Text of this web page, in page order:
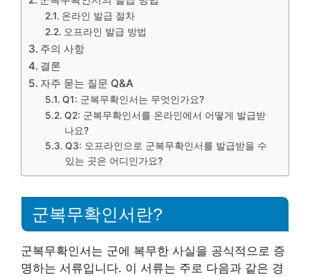
온라인 발급 절차
오프라인 발급 방법
주의 사항
결론
자주 묻는 질문 Q&A
Q1: 군복무확인서는 무엇인가요?
Q2: 군복무확인서를 온라인에서 어떻게 발급받
나요?
Q3: 오프라인으로 군복무확인서를 발급받을 수
있는 곳은 어디인가요?
군복무확인서란?
군복무확인서는 군에 복무한 사실을 공식적으로 증
명하는 서류입니다. 이 서류는 주로 다음과 같은 경